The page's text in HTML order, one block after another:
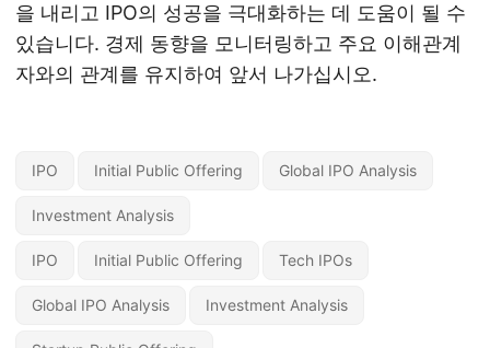
을 내리고 IPO의 성공을 극대화하는 데 도움이 될 수
있습니다. 경제 동향을 모니터링하고 주요 이해관계
자와의 관계를 유지하여 앞서 나가십시오.
IPO Initial Public Offering Global IPO Analysis
Investment Analysis
IPO Initial Public Offering Tech IPOs
Global IPO Analysis Investment Analysis